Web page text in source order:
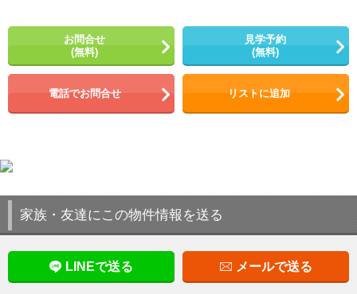
お問合せ
(無料)
見学予約
(無料)
電話でお問合せ リストに追加
家族・友達にこの物件情報を送る
LINEで送る メールで送る